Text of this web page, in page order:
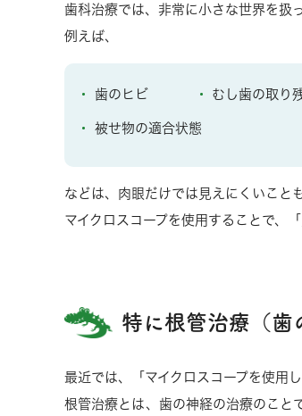
歯科治療では、非常に小さな世界を扱
例えば、
歯のヒビ むし歯の取り
被せ物の適合状態
などは、肉眼だけでは見えにくいこと
マイクロスコープを使用することで、
特に根管治療（歯
最近では、「マイクロスコープを使用
根管治療とは、歯の神経の治療のこと